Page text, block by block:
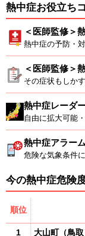
熱中症お役立ち
＜医師監修＞
熱中症の予防・
＜医師監修＞
その症状もしか
熱中症レーダ
自由に拡大可能
熱中症アラー
危険な気象条件
今の熱中症危険
順位
1 大山町（鳥取